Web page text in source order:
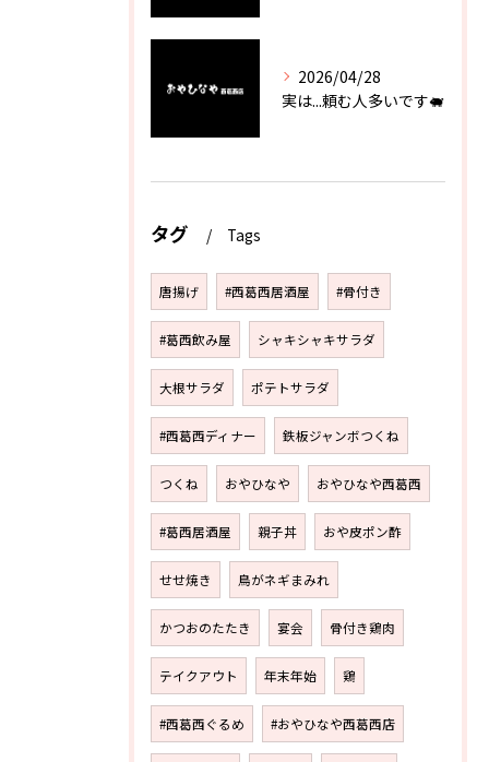
2026/04/28
実は...頼む人多いです🐖
タグ Tags
唐揚げ #西葛西居酒屋 #骨付き
#葛西飲み屋 シャキシャキサラダ
大根サラダ ポテトサラダ
#西葛西ディナー 鉄板ジャンボつくね
つくね おやひなや おやひなや西葛西
#葛西居酒屋 親子丼 おや皮ポン酢
せせ焼き 鳥がネギまみれ
かつおのたたき 宴会 骨付き鶏肉
テイクアウト 年末年始 鶏
#西葛西ぐるめ #おやひなや西葛西店